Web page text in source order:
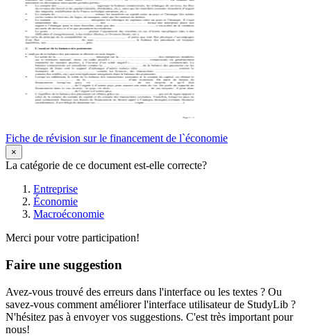
Fiche de révision sur le financement de l`économie
×
La catégorie de ce document est-elle correcte?
Entreprise
Économie
Macroéconomie
Merci pour votre participation!
Faire une suggestion
Avez-vous trouvé des erreurs dans l'interface ou les textes ? Ou
savez-vous comment améliorer l'interface utilisateur de StudyLib ?
N'hésitez pas à envoyer vos suggestions. C'est très important pour
nous!